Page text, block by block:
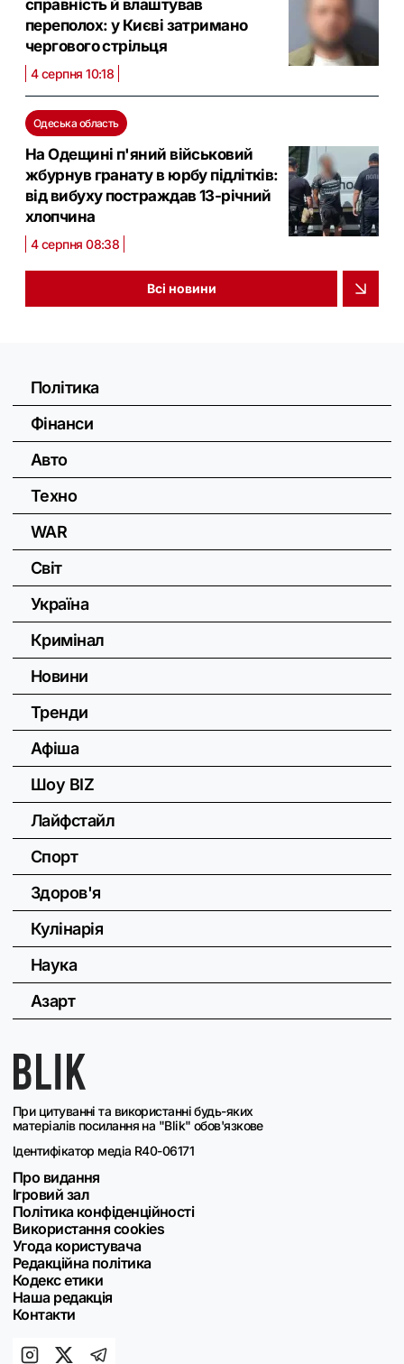
справність й влаштував
переполох: у Києві затримано
чергового стрільця
4 серпня 10:18
Одеська область
На Одещині п'яний військовий
жбурнув гранату в юрбу підлітків:
від вибуху постраждав 13-річний
хлопчина
4 серпня 08:38
Всі новини
При цитуванні та використанні будь-яких
матеріалів посилання на "Blik" обов'язкове
Ідентифікатор медіа R40-06171
Про видання
Ігровий зал
Політика конфіденційності
Використання cookies
Угода користувача
Редакційна політика
Кодекс етики
Наша редакція
Контакти
Політика
Фінанси
Авто
Техно
WAR
Світ
Україна
Кримінал
Новини
Тренди
Афіша
Шоу BIZ
Лайфстайл
Спорт
Здоров'я
Кулінарія
Наука
Азарт